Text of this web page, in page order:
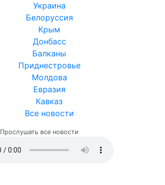
Украина
Белоруссия
Крым
Донбасс
Балканы
Приднестровье
Молдова
Евразия
Кавказ
Все новости
Прослушать все новости